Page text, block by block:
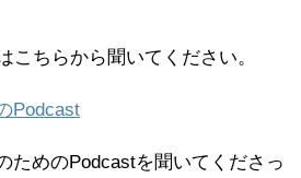
こちらから聞いてください。
Podcast
ためのPodcastを聞いてくださっ